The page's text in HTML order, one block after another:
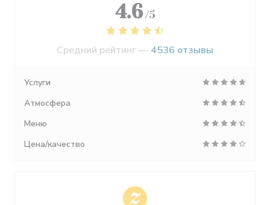
4.6 /5
Средний рейтинг — 4536 отзывы
Услуги
Атмосфера
Меню
Цена/качество